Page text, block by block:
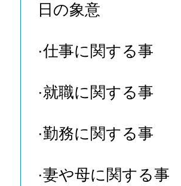
日の象意
·仕事に関する事
·就職に関する事
·勤務に関する事
·妻や母に関する事